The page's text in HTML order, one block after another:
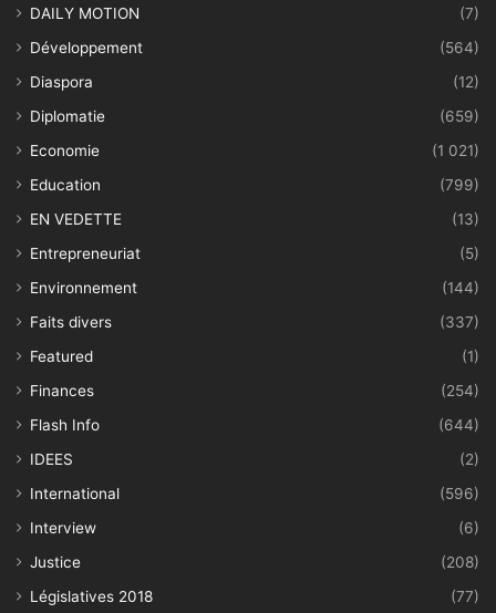
DAILY MOTION
(7)
Développement
(564)
Diaspora
(12)
Diplomatie
(659)
Economie
(1 021)
Education
(799)
EN VEDETTE
(13)
Entrepreneuriat
(5)
Environnement
(144)
Faits divers
(337)
Featured
(1)
Finances
(254)
Flash Info
(644)
IDEES
(2)
International
(596)
Interview
(6)
Justice
(208)
Législatives 2018
(77)